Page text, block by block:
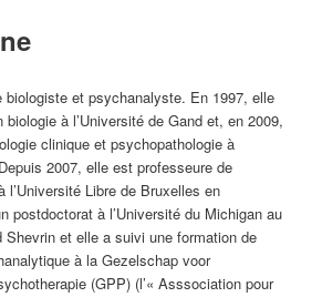
biologiste et psychanalyste. En 1997, elle
à l’Université de Gand et, en 2009,
clinique et psychopathologie à
2007, elle est professeure de
l’Université Libre de Bruxelles en
postdoctorat à l’Université du Michigan au
Shevrin et elle a suivi une formation de
à la Gezelschap voor
(GPP) (l’« Asssociation pour